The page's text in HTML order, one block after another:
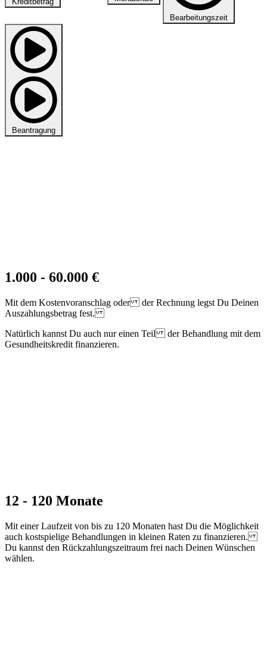
Bearbeitungszeit
Beantragung
1.000 - 60.000 €
Mit dem Kostenvoranschlag oder der Rechnung legst Du Deinen
Auszahlungsbetrag fest.
Natürlich kannst Du auch nur einen Teil der Behandlung mit dem
Gesundheitskredit finanzieren.
12 - 120 Monate
Mit einer Laufzeit von bis zu 120 Monaten hast Du die Möglichkeit
auch kostspielige Behandlungen in kleinen Raten zu finanzieren.
Du kannst den Rückzahlungszeitraum frei nach Deinen Wünschen
wählen.